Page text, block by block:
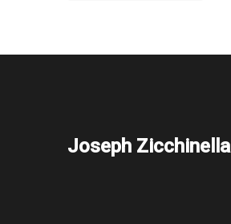
Joseph Zicchinella